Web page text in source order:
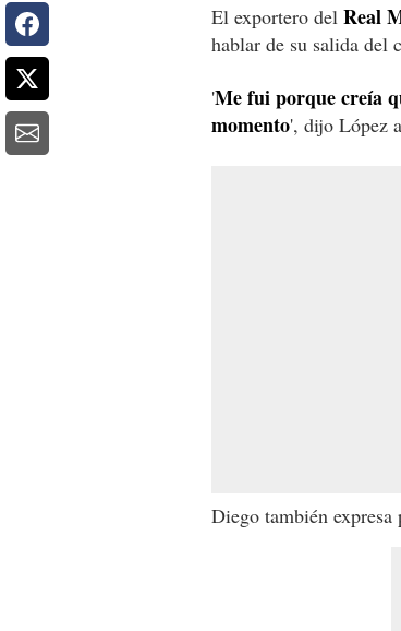
El exportero del Real
hablar de su salida del
'Me fui porque creía
momento', dijo López
Diego también